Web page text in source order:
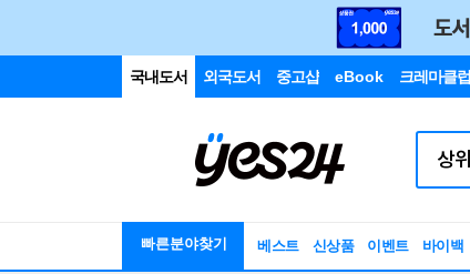
국내도서 외국도서 중고샵 eBook 크레마클럽
빠른분야찾기 베스트 신상품 이벤트 바이백